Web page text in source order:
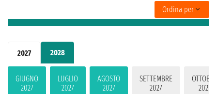
2027 2028
GIUGNO
2027
LUGLIO
2027
AGOSTO
2027
SETTEMBRE
2027
OTTOBRE
2027
Ordina per